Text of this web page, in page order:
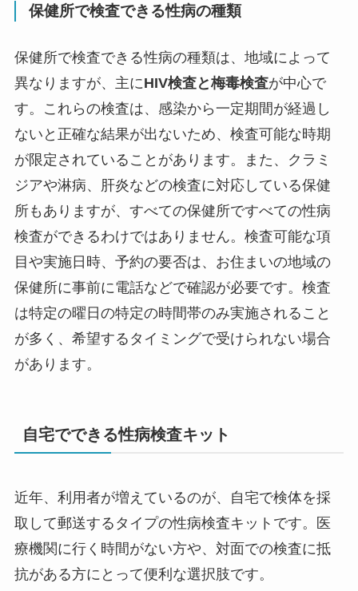
保健所で検査できる性病の種類
保健所で検査できる性病の種類は、地域によって
異なりますが、主にHIV検査と梅毒検査が中心で
す。これらの検査は、感染から一定期間が経過し
ないと正確な結果が出ないため、検査可能な時期
が限定されていることがあります。また、クラミ
ジアや淋病、肝炎などの検査に対応している保健
所もありますが、すべての保健所ですべての性病
検査ができるわけではありません。検査可能な項
目や実施日時、予約の要否は、お住まいの地域の
保健所に事前に電話などで確認が必要です。検査
は特定の曜日の特定の時間帯のみ実施されること
が多く、希望するタイミングで受けられない場合
があります。
自宅でできる性病検査キット
近年、利用者が増えているのが、自宅で検体を採
取して郵送するタイプの性病検査キットです。医
療機関に行く時間がない方や、対面での検査に抵
抗がある方にとって便利な選択肢です。